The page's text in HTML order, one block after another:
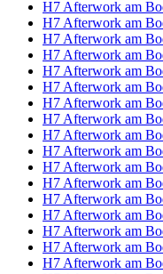
H7 Afterwork am
H7 Afterwork am
H7 Afterwork am
H7 Afterwork am
H7 Afterwork am
H7 Afterwork am
H7 Afterwork am
H7 Afterwork am
H7 Afterwork am
H7 Afterwork am
H7 Afterwork am
H7 Afterwork am
H7 Afterwork am
H7 Afterwork am
H7 Afterwork am
H7 Afterwork am
H7 Afterwork am